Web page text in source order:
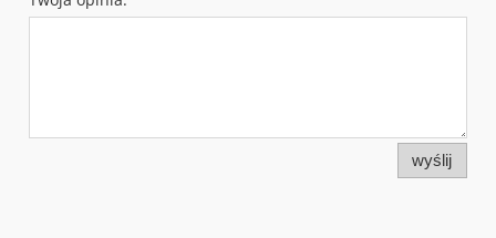
wyślij